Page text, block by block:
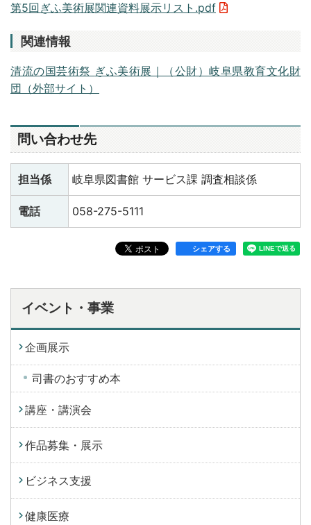
第5回ぎふ美術展関連資料展示リスト.pdf
関連情報
清流の国芸術祭 ぎふ美術展｜（公財）岐阜県教育文化財
団（外部サイト）
問い合わせ先
担当係 岐阜県図書館 サービス課 調査相談係
電話 058-275-5111
シェアする
イベント・事業
企画展示
司書のおすすめ本
講座・講演会
作品募集・展示
ビジネス支援
健康医療